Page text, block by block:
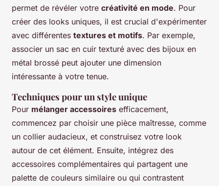
permet de révéler votre créativité en mode. Pour
créer des looks uniques, il est crucial d'expérimenter
avec différentes textures et motifs. Par exemple,
associer un sac en cuir texturé avec des bijoux en
métal brossé peut ajouter une dimension
intéressante à votre tenue.
Techniques pour un style unique
Pour mélanger accessoires efficacement,
commencez par choisir une pièce maîtresse, comme
un collier audacieux, et construisez votre look
autour de cet élément. Ensuite, intégrez des
accessoires complémentaires qui partagent une
palette de couleurs similaire ou qui contrastent